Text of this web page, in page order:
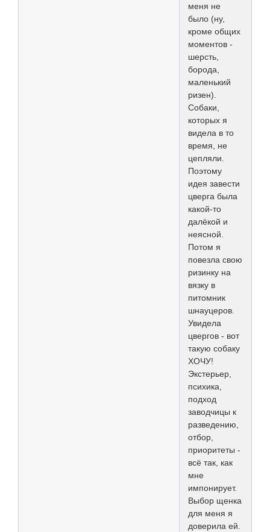
меня не
было (ну,
кроме общих
моментов -
шерсть,
борода,
маленький
ризен).
Собаки,
которых я
видела в то
время, не
цепляли.
Поэтому
идея завести
цверга была
какой-то
далёкой и
неясной.
Потом я
повезла свою
ризинку на
вязку в
питомник
шнауцеров.
Увидела
цвергов - вот
такую собаку
ХОЧУ!
Экстерьер,
психика,
подход
заводчицы к
разведению,
отбор,
приоритеты -
всё так, как
мне
импонирует.
Выбор щенка
для меня я
доверила ей.